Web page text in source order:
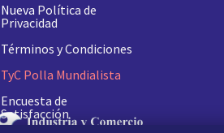
Nueva Política de
Privacidad
Términos y Condiciones
TyC Polla Mundialista
Encuesta de
Satisfacción